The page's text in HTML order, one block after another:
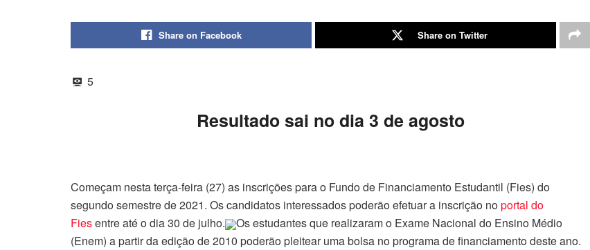
Share on Facebook Share on Twitter
5
Resultado sai no dia 3 de agosto
Começam nesta terça-feira (27) as inscrições para o Fundo de Financiamento Estudantil (Fies) do
segundo semestre de 2021. Os candidatos interessados poderão efetuar a inscrição noportal do
Fiesentre até o dia 30 de julho.
Os estudantes que realizaram o Exame Nacional do Ensino Médio
(Enem) a partir da edição de 2010 poderão pleitear uma bolsa no programa de financiamento deste ano.